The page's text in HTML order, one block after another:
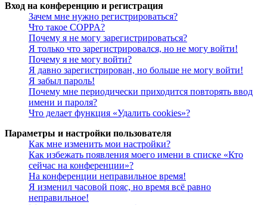
Вход на конференцию и регистрация
Зачем мне нужно регистрироваться?
Что такое COPPA?
Почему я не могу зарегистрироваться?
Я только что зарегистрировался, но не могу войти!
Почему я не могу войти?
Я давно зарегистрирован, но больше не могу войти!
Я забыл пароль!
Почему мне периодически приходится повторять ввод
имени и пароля?
Что делает функция «Удалить cookies»?
Параметры и настройки пользователя
Как мне изменить мои настройки?
Как избежать появления моего имени в списке «Кто
сейчас на конференции»?
На конференции неправильное время!
Я изменил часовой пояс, но время всё равно
неправильное!